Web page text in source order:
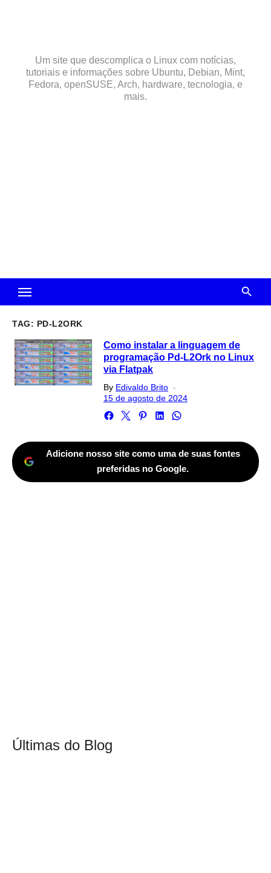
Um site que descomplica o Linux com notícias,
tutoriais e informações sobre Ubuntu, Debian, Mint,
Fedora, openSUSE, Arch, hardware, tecnologia, e
mais.
TAG: PD-L2ORK
Como instalar a linguagem de
programação Pd-L2Ork no Linux
via Flatpak
By Edivaldo Brito
on
15 de agosto de 2024
Adicione nosso site como uma de suas fontes
preferidas no Google.
Últimas do Blog